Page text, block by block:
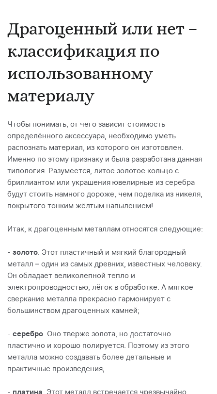
Драгоценный или нет –
классификация по
использованному
материалу
Чтобы понимать, от чего зависит стоимость
определённого аксессуара, необходимо уметь
распознать материал, из которого он изготовлен.
Именно по этому признаку и была разработана данная
типология. Разумеется, литое золотое кольцо с
бриллиантом или украшения ювелирные из серебра
будут стоить намного дороже, чем поделка из никеля,
покрытого тонким жёлтым напылением!
Итак, к драгоценным металлам относятся следующие:
- золото. Этот пластичный и мягкий благородный
металл – один из самых древних, известных человеку.
Он обладает великолепной тепло и
электропроводностью, лёгок в обработке. А мягкое
сверкание металла прекрасно гармонирует с
большинством драгоценных камней;
- серебро. Оно тверже золота, но достаточно
пластично и хорошо полируется. Поэтому из этого
металла можно создавать более детальные и
практичные произведения;
- платина . Этот металл встречается чрезвычайно